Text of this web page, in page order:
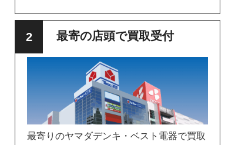
最寄の店頭で買取受付
最寄りのヤマダデンキ・ベスト電器で買取